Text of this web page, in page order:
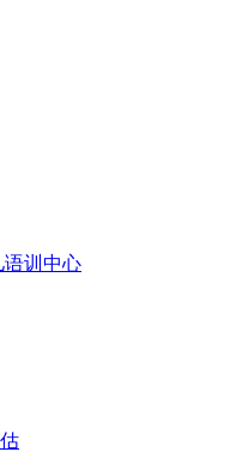
语训中心